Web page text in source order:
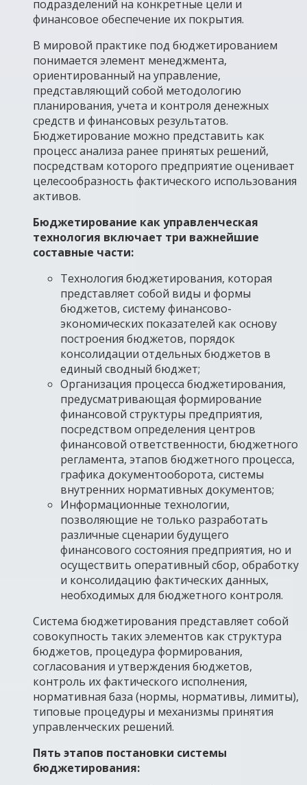
подразделений на конкретные цели и
финансовое обеспечение их покрытия.
В мировой практике под бюджетированием
понимается элемент менеджмента,
ориентированный на управление,
представляющий собой методологию
планирования, учета и контроля денежных
средств и финансовых результатов.
Бюджетирование можно представить как
процесс анализа ранее принятых решений,
посредствам которого предприятие оценивает
целесообразность фактического использования
активов.
Бюджетирование как управленческая
технология включает три важнейшие
составные части:
Технология бюджетирования, которая
представляет собой виды и формы
бюджетов, систему финансово-
экономических показателей как основу
построения бюджетов, порядок
консолидации отдельных бюджетов в
единый сводный бюджет;
Организация процесса бюджетирования,
предусматривающая формирование
финансовой структуры предприятия,
посредством определения центров
финансовой ответственности, бюджетного
регламента, этапов бюджетного процесса,
графика документооборота, системы
внутренних нормативных документов;
Информационные технологии,
позволяющие не только разработать
различные сценарии будущего
финансового состояния предприятия, но и
осуществить оперативный сбор, обработку
и консолидацию фактических данных,
необходимых для бюджетного контроля.
Система бюджетирования представляет собой
совокупность таких элементов как структура
бюджетов, процедура формирования,
согласования и утверждения бюджетов,
контроль их фактического исполнения,
нормативная база (нормы, нормативы, лимиты),
типовые процедуры и механизмы принятия
управленческих решений.
Пять этапов постановки системы
бюджетирования: